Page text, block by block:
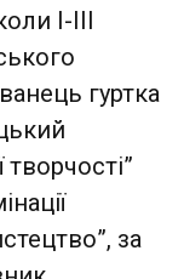
І-ІІІ
гуртка
за